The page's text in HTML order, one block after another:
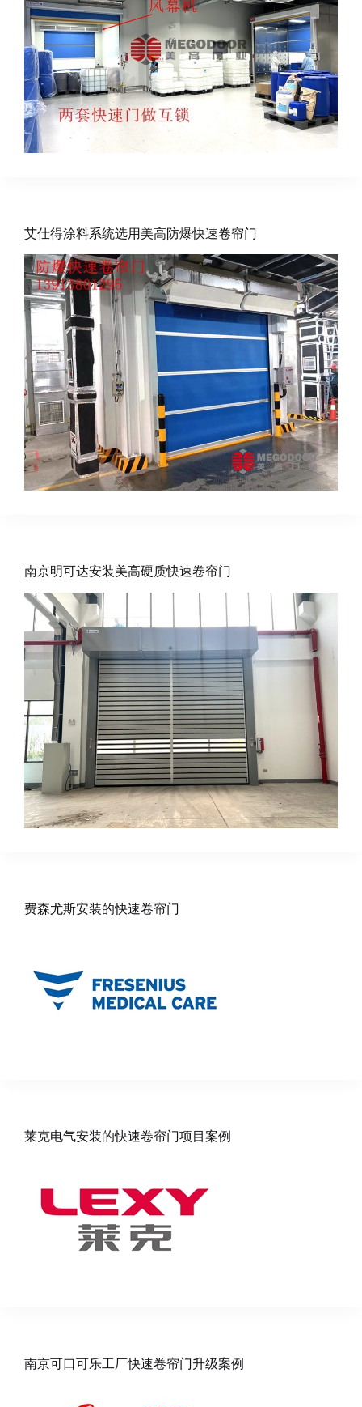
艾仕得涂料系统选用美高防爆快速卷帘门
南京明可达安装美高硬质快速卷帘门
费森尤斯安装的快速卷帘门
莱克电气安装的快速卷帘门项目案例
南京可口可乐工厂快速卷帘门升级案例